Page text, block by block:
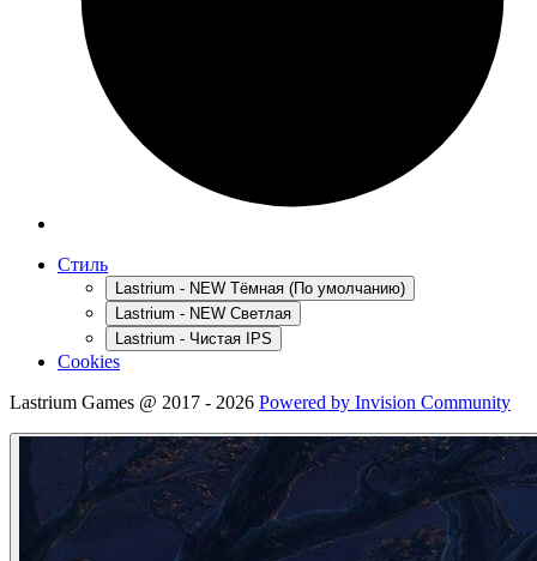
Стиль
Lastrium - NEW Тёмная (По умолчанию)
Lastrium - NEW Светлая
Lastrium - Чистая IPS
Cookies
Lastrium Games @ 2017 - 2026 Powered by Invision Community